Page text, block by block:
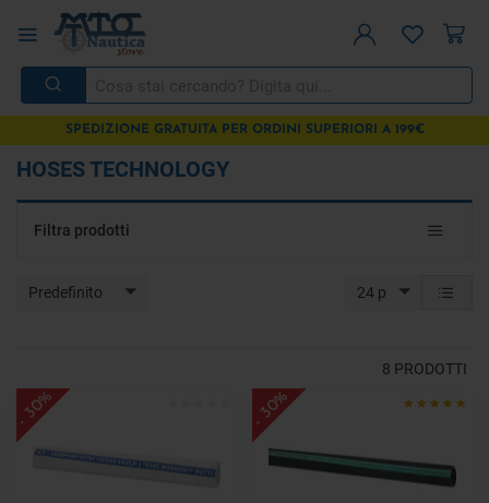
SPEDIZIONE GRATUITA PER ORDINI SUPERIORI A 199€
HOSES TECHNOLOGY
Toggle
Filtra prodotti
Predefinito 24 p
8 PRODOTTI
- 30% - 30%